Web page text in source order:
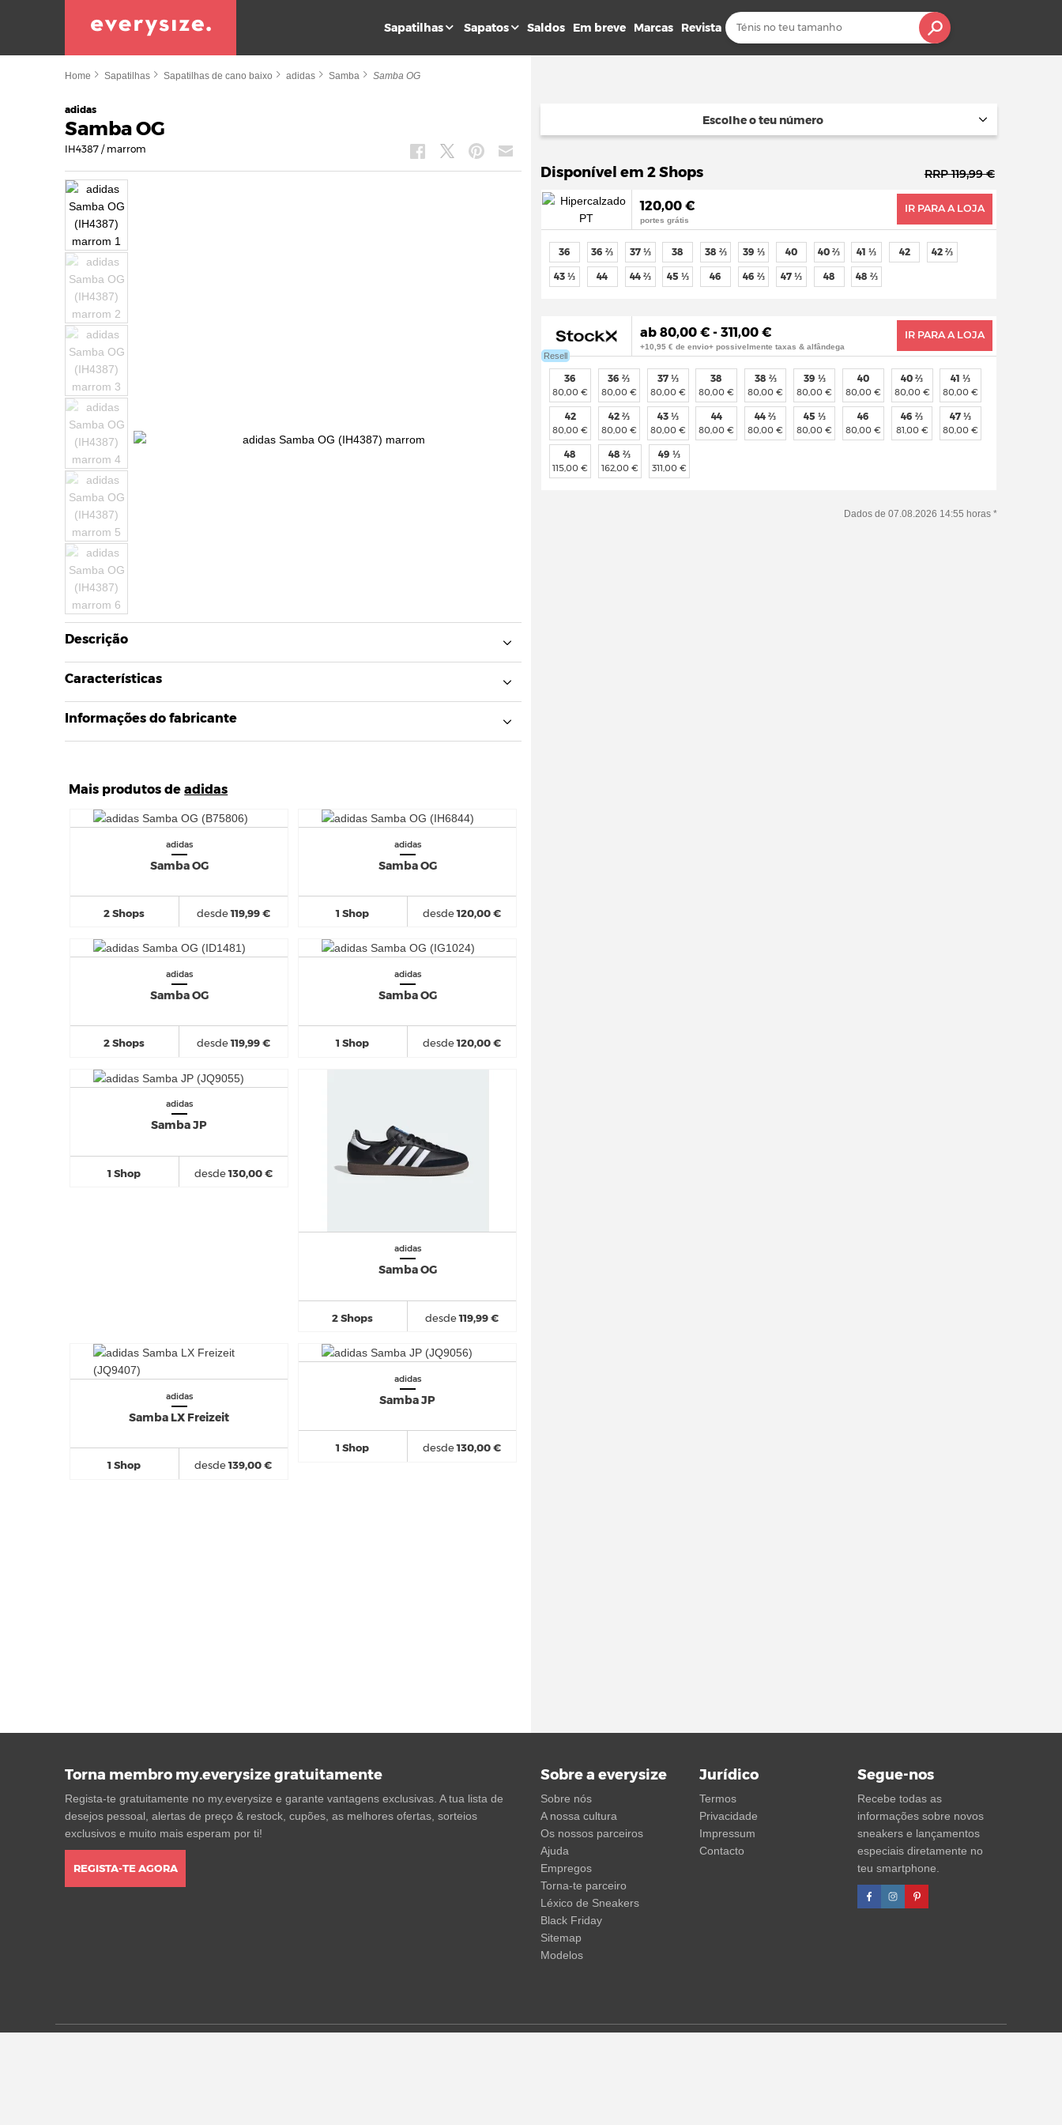
Sapatilhas Sapatos Saldos Em breve Marcas Revista
Home Sapatilhas Sapatilhas de cano baixo adidas Samba Samba OG
adidas
Samba OG
IH4387 / marrom
Descrição
Características
Informações do fabricante
Mais produtos deadidas
adidas
Samba OG
2 Shops desde119,99 €
adidas
Samba OG
1 Shop desde120,00 €
adidas
Samba OG
2 Shops desde119,99 €
adidas
Samba OG
1 Shop desde120,00 €
adidas
Samba JP
1 Shop desde130,00 €
adidas
Samba OG
2 Shops desde119,99 €
adidas
Samba LX Freizeit
1 Shop desde139,00 €
adidas
Samba JP
1 Shop desde130,00 €
Escolhe o teu número
Disponível em 2 Shops RRP 119,99 €
120,00 €
portes grátis
IR PARA A LOJA
36 36 ⅔ 37 ⅓ 38 38 ⅔ 39 ⅓ 40 40 ⅔ 41 ⅓ 42 42 ⅔
43 ⅓ 44 44 ⅔ 45 ⅓ 46 46 ⅔ 47 ⅓ 48 48 ⅔
Resell
ab 80,00 € - 311,00 €
+10,95 € de envio+ possivelmente taxas & alfândega
IR PARA A LOJA
36
80,00 €
36 ⅔
80,00 €
37 ⅓
80,00 €
38
80,00 €
38 ⅔
80,00 €
39 ⅓
80,00 €
40
80,00 €
40 ⅔
80,00 €
41 ⅓
80,00 €
42
80,00 €
42 ⅔
80,00 €
43 ⅓
80,00 €
44
80,00 €
44 ⅔
80,00 €
45 ⅓
80,00 €
46
80,00 €
46 ⅔
81,00 €
47 ⅓
80,00 €
48
115,00 €
48 ⅔
162,00 €
49 ⅓
311,00 €
Dados de 07.08.2026 14:55 horas *
Torna membro my.everysize gratuitamente
Regista-te gratuitamente no my.everysize e garante vantagens exclusivas. A tua lista de
desejos pessoal, alertas de preço & restock, cupões, as melhores ofertas, sorteios
exclusivos e muito mais esperam por ti!
REGISTA-TE AGORA
Sobre a everysize
Sobre nós
A nossa cultura
Os nossos parceiros
Ajuda
Empregos
Torna-te parceiro
Léxico de Sneakers
Black Friday
Sitemap
Modelos
Jurídico
Termos
Privacidade
Impressum
Contacto
Segue-nos
Recebe todas as
informações sobre novos
sneakers e lançamentos
especiais diretamente no
teu smartphone.